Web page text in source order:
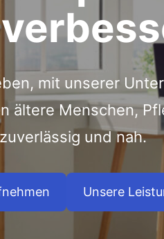
mit unserer
ältere Menschen,
und nah.
Unsere